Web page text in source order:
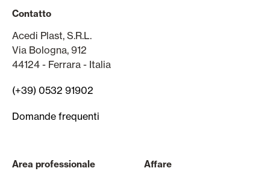
Contatto
Acedi Plast, S.R.L.
Via Bologna, 912
44124 - Ferrara - Italia
(+39) 0532 91902
Domande frequenti
Area professionale Affare